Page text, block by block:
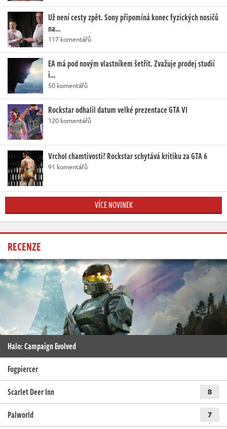
Už není cesty zpět. Sony připomíná konec fyzických nosičů
na…
117 komentářů
EA má pod novým vlastníkem šetřit. Zvažuje prodej studií
i…
50 komentářů
Rockstar odhalil datum velké prezentace GTA VI
120 komentářů
Vrchol chamtivosti? Rockstar schytává kritiku za GTA 6
91 komentářů
VÍCE NOVINEK
RECENZE
Halo: Campaign Evolved
Fogpiercer
Scarlet Deer Inn
8
Palworld 7